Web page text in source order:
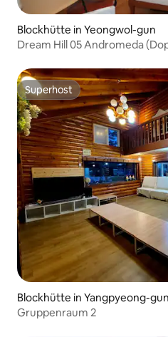
Blockhütte in Yeongwol-gun
Dream Hill 05 Andromeda
Superhost
Superhost
Blockhütte in Yangpyeong-gun
Gruppenraum 2